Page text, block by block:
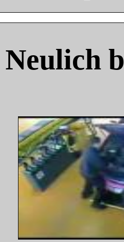
Neulich